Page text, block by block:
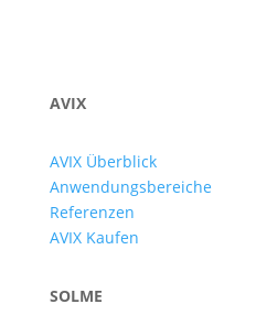
AVIX
AVIX Überblick
Anwendungsbereiche
Referenzen
AVIX Kaufen
SOLME